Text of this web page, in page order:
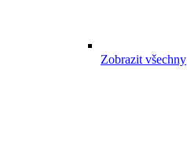
Zobrazit všechny